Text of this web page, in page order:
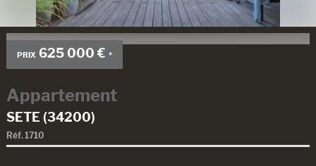
PRIX 625 000 € *
Appartement
SETE (34200)
Réf.1710